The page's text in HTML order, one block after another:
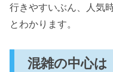
行きやすいぶん、人気
とわかります。
混雑の中心は